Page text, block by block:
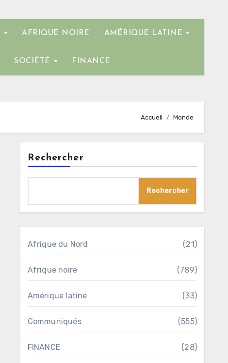
AFRIQUE NOIRE AMÉRIQUE LATINE
SOCIÉTÉ FINANCE
Accueil Monde
Rechercher
Rechercher
Afrique du Nord (21)
Afrique noire (789)
Amérique latine (33)
Communiqués (555)
FINANCE (28)